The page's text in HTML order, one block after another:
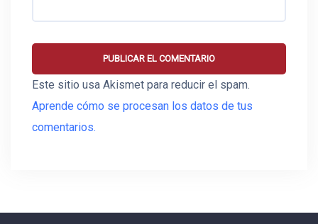
Este sitio usa Akismet para reducir el spam.
Aprende cómo se procesan los datos de tus
comentarios.